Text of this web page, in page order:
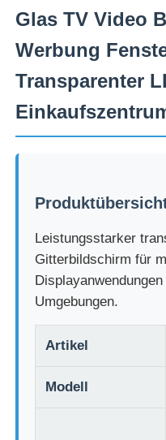
Über uns
Fabrik Tour
Kontakt
Glas TV Video
Werbung
Transparenter
Leistungsstarker
Gitterbildschirm für
Umgebungen.
Artikel
Modell